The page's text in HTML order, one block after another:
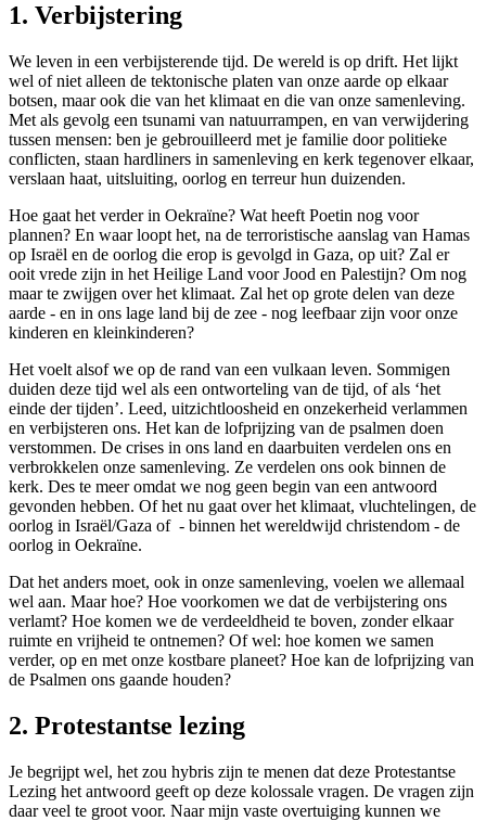
1. Verbijstering
We leven in een verbijsterende tijd. De wereld is op drift. Het lijkt
wel of niet alleen de tektonische platen van onze aarde op elkaar
botsen, maar ook die van het klimaat en die van onze samenleving.
Met als gevolg een tsunami van natuurrampen, en van verwijdering
tussen mensen: ben je gebrouilleerd met je familie door politieke
conflicten, staan hardliners in samenleving en kerk tegenover elkaar,
verslaan haat, uitsluiting, oorlog en terreur hun duizenden.
Hoe gaat het verder in Oekraïne? Wat heeft Poetin nog voor
plannen? En waar loopt het, na de terroristische aanslag van Hamas
op Israël en de oorlog die erop is gevolgd in Gaza, op uit? Zal er
ooit vrede zijn in het Heilige Land voor Jood en Palestijn? Om nog
maar te zwijgen over het klimaat. Zal het op grote delen van deze
aarde - en in ons lage land bij de zee - nog leefbaar zijn voor onze
kinderen en kleinkinderen?
Het voelt alsof we op de rand van een vulkaan leven. Sommigen
duiden deze tijd wel als een ontworteling van de tijd, of als ‘het
einde der tijden’. Leed, uitzichtloosheid en onzekerheid verlammen
en verbijsteren ons. Het kan de lofprijzing van de psalmen doen
verstommen. De crises in ons land en daarbuiten verdelen ons en
verbrokkelen onze samenleving. Ze verdelen ons ook binnen de
kerk. Des te meer omdat we nog geen begin van een antwoord
gevonden hebben. Of het nu gaat over het klimaat, vluchtelingen, de
oorlog in Israël/Gaza of - binnen het wereldwijd christendom - de
oorlog in Oekraïne.
Dat het anders moet, ook in onze samenleving, voelen we allemaal
wel aan. Maar hoe? Hoe voorkomen we dat de verbijstering ons
verlamt? Hoe komen we de verdeeldheid te boven, zonder elkaar
ruimte en vrijheid te ontnemen? Of wel: hoe komen we samen
verder, op en met onze kostbare planeet? Hoe kan de lofprijzing van
de Psalmen ons gaande houden?
2. Protestantse lezing
Je begrijpt wel, het zou hybris zijn te menen dat deze Protestantse
Lezing het antwoord geeft op deze kolossale vragen. De vragen zijn
daar veel te groot voor. Naar mijn vaste overtuiging kunnen we